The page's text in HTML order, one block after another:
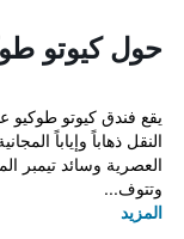
حول كيوتو
العصرية وسائد تيمبر
وتتوف...
المزيد